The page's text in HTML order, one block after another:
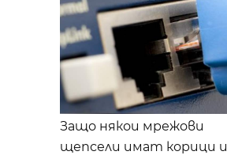
Защо някои мрежови
щепсели имат корици и